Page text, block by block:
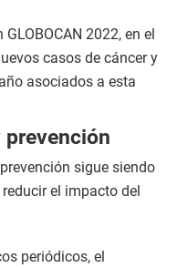
2022, en el
casos de cáncer y
asociados a esta
prevención
sigue siendo
el impacto del
periódicos, el